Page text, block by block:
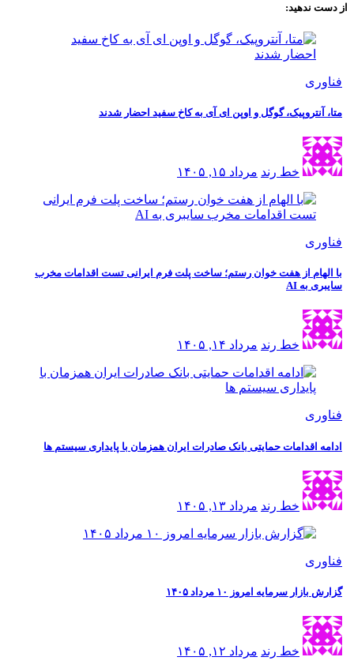
از دست ندهید:
فناوری
متا، آنتروپیک، گوگل و اوپن ای آی به کاخ سفید احضار شدند
خط رند مرداد ۱۵, ۱۴۰۵
فناوری
با الهام از هفت خوان رستم؛ ساخت پلت فرم ایرانی تست اقدامات مخرب
سایبری به AI
خط رند مرداد ۱۴, ۱۴۰۵
فناوری
ادامه اقدامات حمایتی بانک صادرات ایران همزمان با پایداری سیستم ها
خط رند مرداد ۱۳, ۱۴۰۵
فناوری
گزارش بازار سرمایه امروز ۱۰ مرداد ۱۴۰۵
خط رند مرداد ۱۲, ۱۴۰۵